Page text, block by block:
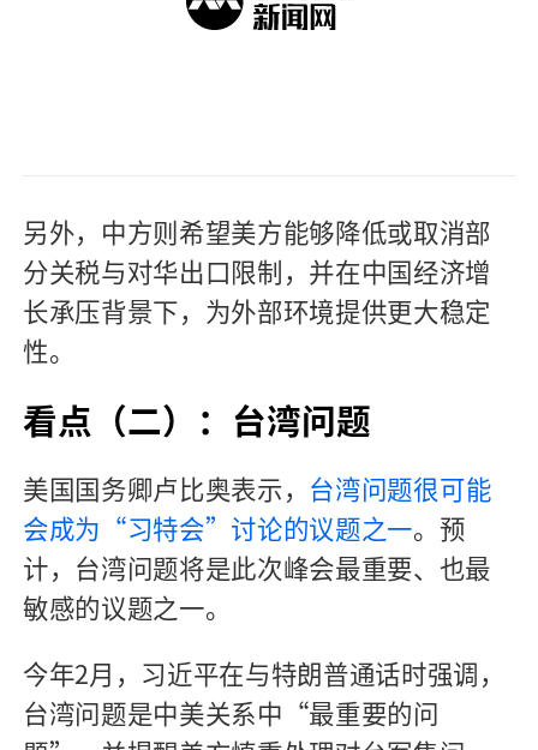
另外，中方则希望美方能够降低或取消部
分关税与对华出口限制，并在中国经济增
长承压背景下，为外部环境提供更大稳定
性。
看点（二）：台湾问题
美国国务卿卢比奥表示， 台湾问题很可能
会成为“习特会”讨论的议题之一。预
计，台湾问题将是此次峰会最重要、也最
敏感的议题之一。
今年2月，习近平在与特朗普通话时强调，
台湾问题是中美关系中“最重要的问